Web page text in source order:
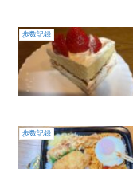
歩数記録
歩数記録